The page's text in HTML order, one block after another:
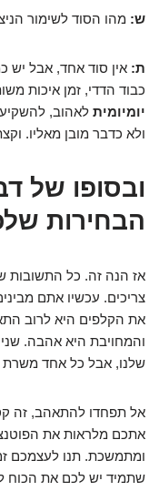
ש: מהו הסוד לשימור
ת: אין סוד אחד, אבל יש
כבוד הדדי, זמן איכות
יומיומית לאהוב,
ולא כדבר מובן מאליו.
ובסופו של
הבחירות
אז הנה זה. כל
צריכים. עכשיו אתם
את הקלפים היא לרוב
והמחויבת היא אהבה.
שלנו, אבל כל אחד
אל תפחדו להתאהב, זה
אתכם מלראות את
ומתמשכת. תנו לעצמכם
שתמיד יש לכם את הכוח